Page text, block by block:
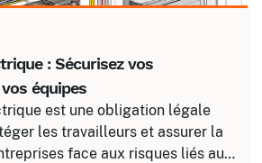
: Sécurisez vos
équipes
est une obligation légale
les travailleurs et assurer la
face aux risques liés au